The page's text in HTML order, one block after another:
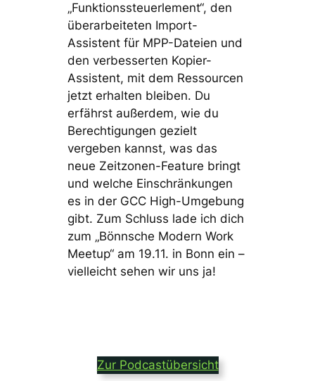
„Funktionssteuerlement“, den
überarbeiteten Import-
Assistent für MPP-Dateien und
den verbesserten Kopier-
Assistent, mit dem Ressourcen
jetzt erhalten bleiben. Du
erfährst außerdem, wie du
Berechtigungen gezielt
vergeben kannst, was das
neue Zeitzonen-Feature bringt
und welche Einschränkungen
es in der GCC High-Umgebung
gibt. Zum Schluss lade ich dich
zum „Bönnsche Modern Work
Meetup“ am 19.11. in Bonn ein –
vielleicht sehen wir uns ja!
Zur Podcastübersicht